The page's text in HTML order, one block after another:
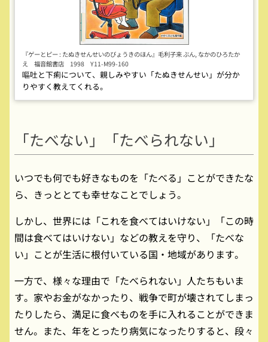
『ゲーとピー : たぬきせんせいのびょうきのほん』毛利子来 ぶん, なかのひろたか
え 福音館書店 1998 Y11-M99-160
嘔吐と下痢について、親しみやすい「たぬきせんせい」が分か
りやすく教えてくれる。
「たべない」「たべられない」
いつでも何でも好きなものを「たべる」ことができたな
ら、きっととても幸せなことでしょう。
しかし、世界には「これを食べてはいけない」「この時
間は食べてはいけない」などの教えを守り、「たべな
い」ことが生活に根付いている国・地域があります。
一方で、様々な理由で「たべられない」人たちもいま
す。家やお金がなかったり、戦争で町が壊されてしまっ
たりしたら、満足に食べものを手に入れることができま
せん。また、年をとったり病気になったりすると、段々